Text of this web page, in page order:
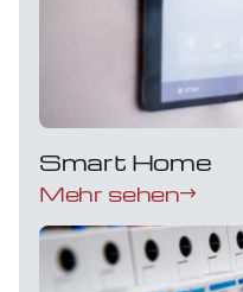
Smart Home
Mehr sehen